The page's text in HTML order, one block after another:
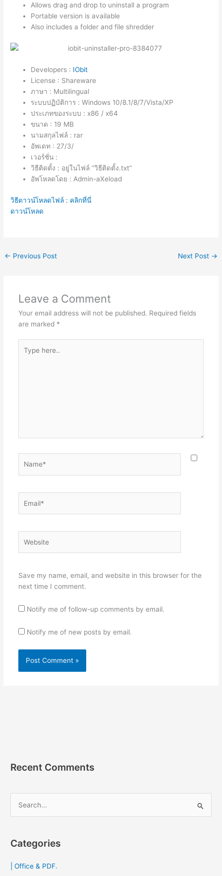
Allows drag and drop to uninstall a program
Portable version is available
Also includes a folder and file shredder
Developers : IObit
License : Shareware
ภาษา : Multilingual
ระบบปฏิบัติการ : Windows 10/8.1/8/7/Vista/XP
ประเภทของระบบ : x86 / x64
ขนาด : 19 MB
นามสกุลไฟล์ : rar
อัพเดท : 27/3/
เวอร์ชั่น :
วิธีติดตั้ง : อยู่ในไฟล์ “วิธีติดตั้ง.txt”
อัพโหลดโดย : Admin-aXeload
วิธีดาวน์โหลดไฟล์ : คลิกที่นี่
ดาวน์โหลด
← Previous Post Next Post →
Leave a Comment
Your email address will not be published. Required fields
are marked *
here..
Save my name, email, and website in this browser for the
next time I comment.
Notify me of follow-up comments by email.
Notify me of new posts by email.
Recent Comments
rCategories
| Office & PDF.